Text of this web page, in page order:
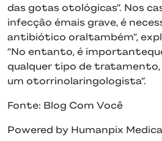
das gotas otológicas”. Nos
infecção émais grave, é
antibiótico oraltambém”,
“No entanto, é
qualquer tipo de tratamento,
um otorrinolaringologista”.
Fonte: Blog Com Você
Powered by Humanpix